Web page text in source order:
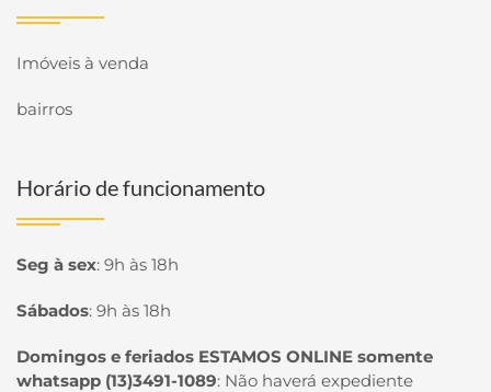
Imóveis à venda
bairros
Horário de funcionamento
Seg à sex: 9h às 18h
Sábados: 9h às 18h
Domingos e feriados ESTAMOS ONLINE somente
whatsapp (13)3491-1089: Não haverá expediente